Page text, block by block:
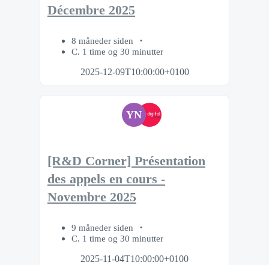
Décembre 2025
8 måneder siden
C. 1 time og 30 minutter
2025-12-09T10:00:00+0100
YN
[R&D Corner] Présentation
des appels en cours -
Novembre 2025
9 måneder siden
C. 1 time og 30 minutter
2025-11-04T10:00:00+0100